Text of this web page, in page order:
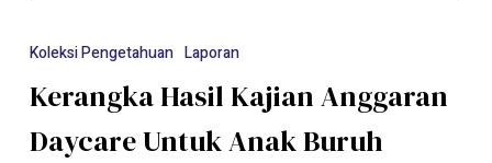
Koleksi Pengetahuan Laporan
Kerangka Hasil Kajian Anggaran
Daycare Untuk Anak Buruh